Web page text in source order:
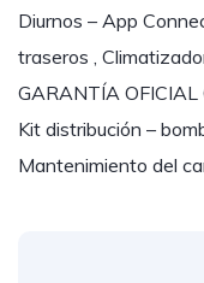
Diurnos – App
traseros ,
GARANTÍA OFICIAL
Kit distribución –
Mantenimiento del